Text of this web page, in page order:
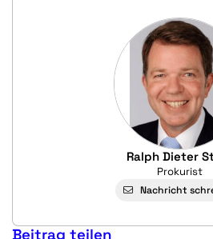
Ralph Dieter
Prokurist
Nachricht
Beitrag teilen